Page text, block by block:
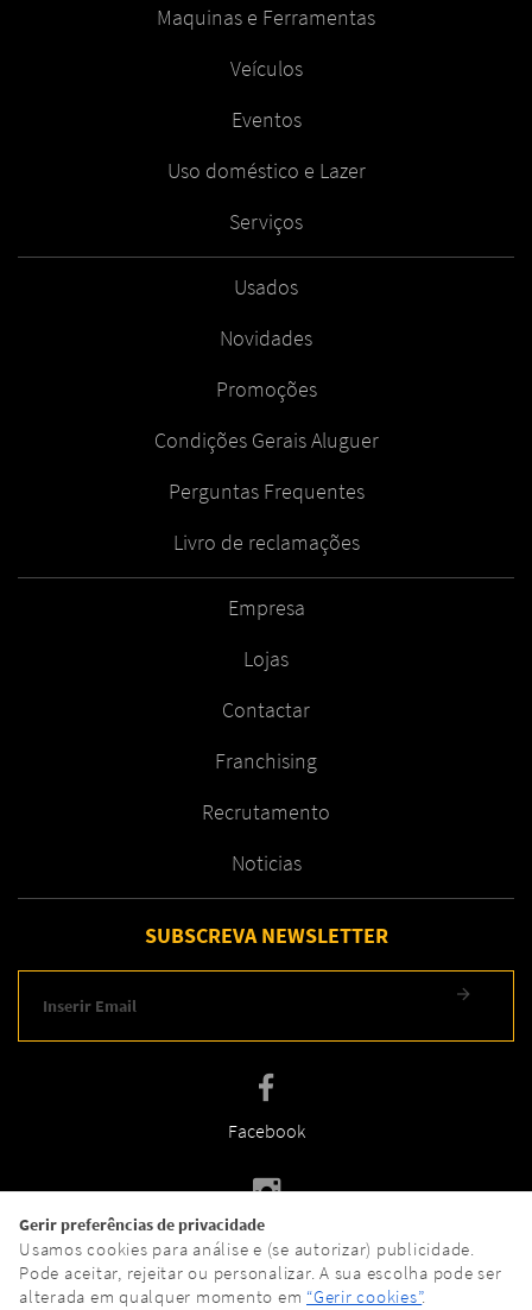
Maquinas e Ferramentas
Veículos
Eventos
Uso doméstico e Lazer
Serviços
Usados
Novidades
Promoções
Condições Gerais Aluguer
Perguntas Frequentes
Livro de reclamações
Empresa
Lojas
Contactar
Franchising
Recrutamento
Noticias
SUBSCREVA NEWSLETTER
Facebook
Instagram
Gerir preferências de privacidade
Usamos cookies para análise e (se autorizar) publicidade.
Pode aceitar, rejeitar ou personalizar. A sua escolha pode ser
alterada em qualquer momento em “Gerir cookies”.